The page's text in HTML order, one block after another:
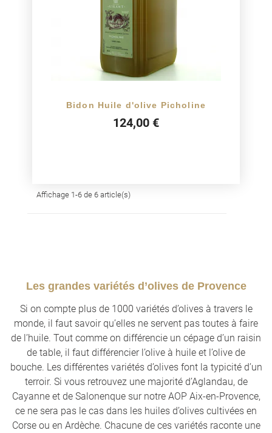
Bidon Huile d'olive Picholine
124,00 €
Affichage 1-6 de 6 article(s)
Les grandes variétés d’olives de Provence
Si on compte plus de 1000 variétés d’olives à travers le
monde, il faut savoir qu’elles ne servent pas toutes à faire
de l’huile. Tout comme on différencie un cépage d’un raisin
de table, il faut différencier l’olive à huile et l’olive de
bouche. Les différentes variétés d’olives font la typicité d’un
terroir. Si vous retrouvez une majorité d’Aglandau, de
Cayanne et de Salonenque sur notre AOP Aix-en-Provence,
ce ne sera pas le cas dans les huiles d’olives cultivées en
Corse ou en Ardèche. Chacune de ces variétés raconte une